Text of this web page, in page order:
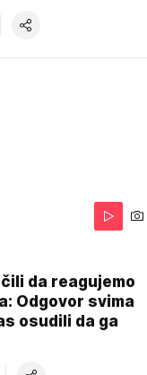
da reagujemo
Odgovor svima
osudili da ga